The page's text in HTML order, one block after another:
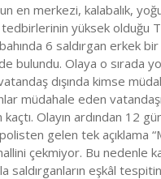
en merkezi, kalabalık,
yüksek olduğu
6 saldırgan erkek
bulundu. Olaya o sırada
dışında kimse
müdahale eden
Olayın ardından 12
gelen tek açıklama
çekmiyor. Bu nedenle
saldırganların eşkâl